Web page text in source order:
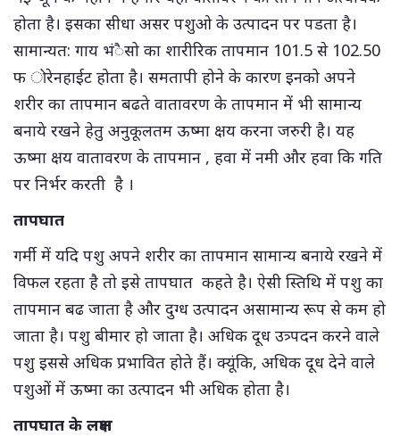
होता है। इसका सीधा असर पशुओ के उत्पादन पर पडता है।
सामान्यत: गाय भंैसो का शारीरिक तापमान 101.5 से 102.50
फ ोरेनहाईट होता है। समतापी होने के कारण इनको अपने
शरीर का तापमान बढते वातावरण के तापमान में भी सामान्य
बनाये रखने हेतु अनुकूलतम ऊष्मा क्षय करना जरुरी है। यह
ऊष्मा क्षय वातावरण के तापमान , हवा में नमी और हवा कि गति
पर निर्भर करती है ।
तापघात
गर्मी में यदि पशु अपने शरीर का तापमान सामान्य बनाये रखने में
विफल रहता है तो इसे तापघात कहते है। ऐसी स्तिथि में पशु का
तापमान बढ जाता है और दुग्ध उत्पादन असामान्य रूप से कम हो
जाता है। पशु बीमार हो जाता है। अधिक दूध उत्र्पदन करने वाले
पशु इससे अधिक प्रभावित होते हैं। क्यूंकि, अधिक दूध देने वाले
पशुओं में ऊष्मा का उत्पादन भी अधिक होता है।
तापघात के लक्षण